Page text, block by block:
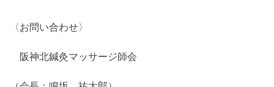
〈お問い合わせ〉
阪神北鍼灸マッサージ師会